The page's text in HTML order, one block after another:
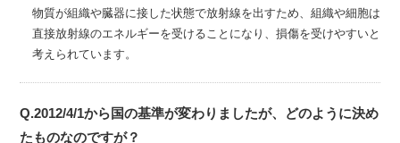
物質が組織や臓器に接した状態で放射線を出すため、組織や細胞は
直接放射線のエネルギーを受けることになり、損傷を受けやすいと
考えられています。
Q.2012/4/1から国の基準が変わりましたが、どのように決め
たものなのですが？